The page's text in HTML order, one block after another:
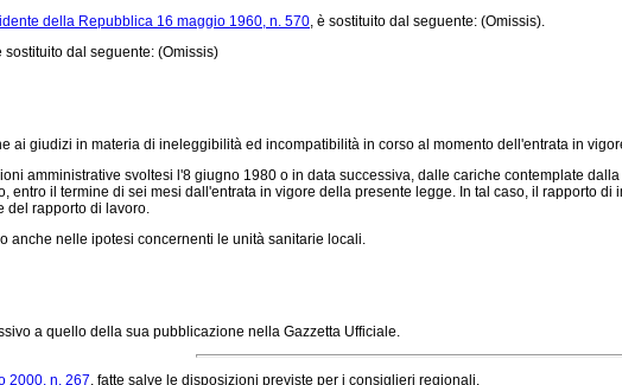
della Repubblica 16 maggio 1960, n. 570, è sostituito dal seguente: (Omissis).
dal seguente: (Omissis)
giudizi in materia di ineleggibilità ed incompatibilità in corso al momento dell'entrata in
amministrative svoltesi l'8 giugno 1980 o in data successiva, dalle cariche contemplate
entro il termine di sei mesi dall'entrata in vigore della presente legge. In tal caso, il rapporto
del rapporto di lavoro.
nelle ipotesi concernenti le unità sanitarie locali.
a quello della sua pubblicazione nella Gazzetta Ufficiale.
2000, n. 267, fatte salve le disposizioni previste per i consiglieri regionali.